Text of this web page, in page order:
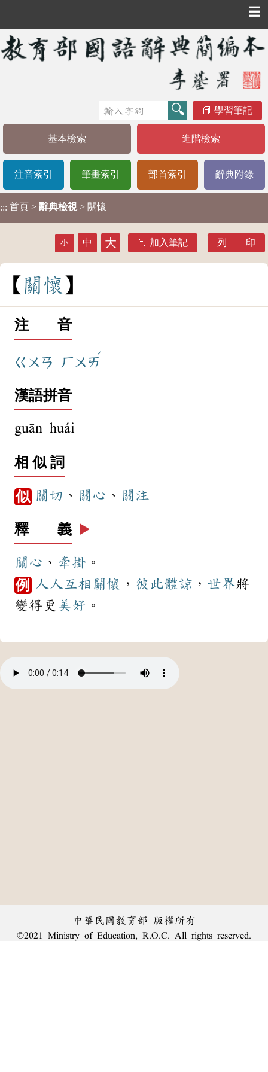
☰
學習筆記
基本檢索 進階檢索
注音索引 筆畫索引 部首索引 辭典附錄
::: 首頁 > 辭典檢視 > 關懷
小 中 大 加入筆記 列 印
關懷
注 音
ㄍㄨㄢ ㄏㄨㄞ
ˊ
漢語拼音
guān huái
相 似 詞
似 關切 、 關心 、 關注
釋 義 ▶️
關心 、 牽掛 。
例 人人 互相 關懷 ， 彼此體諒 ， 世界將
變得更 美好 。
中華民國教育部 版權所有
©2021 Ministry of Education, R.O.C. All rights reserved.